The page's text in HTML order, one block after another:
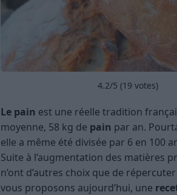
4.2/5 (19 votes)
Le pain est une réelle tradition
moyenne, 58 kg de pain par an.
elle a même été divisée par 6 en 100
Suite à l’augmentation des matières
n’ont d’autres choix que de
vous proposons aujourd’hui, une